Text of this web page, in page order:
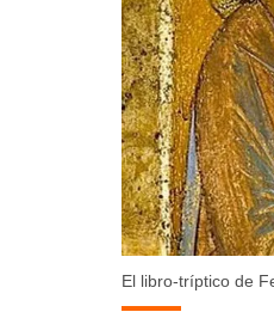
El libro-tríptico de